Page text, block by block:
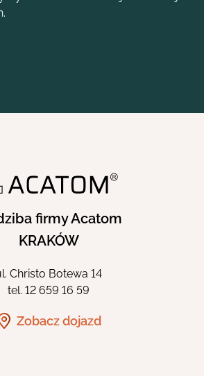
firmy Acatom
KRAKÓW
Christo Botewa 14
tel. 12 659 16 59
Zobacz dojazd